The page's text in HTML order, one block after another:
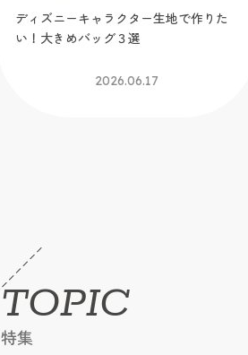
ディズニーキャラクター生地で作りた
い！大きめバッグ３選
2026.06.17
TOPIC
特集